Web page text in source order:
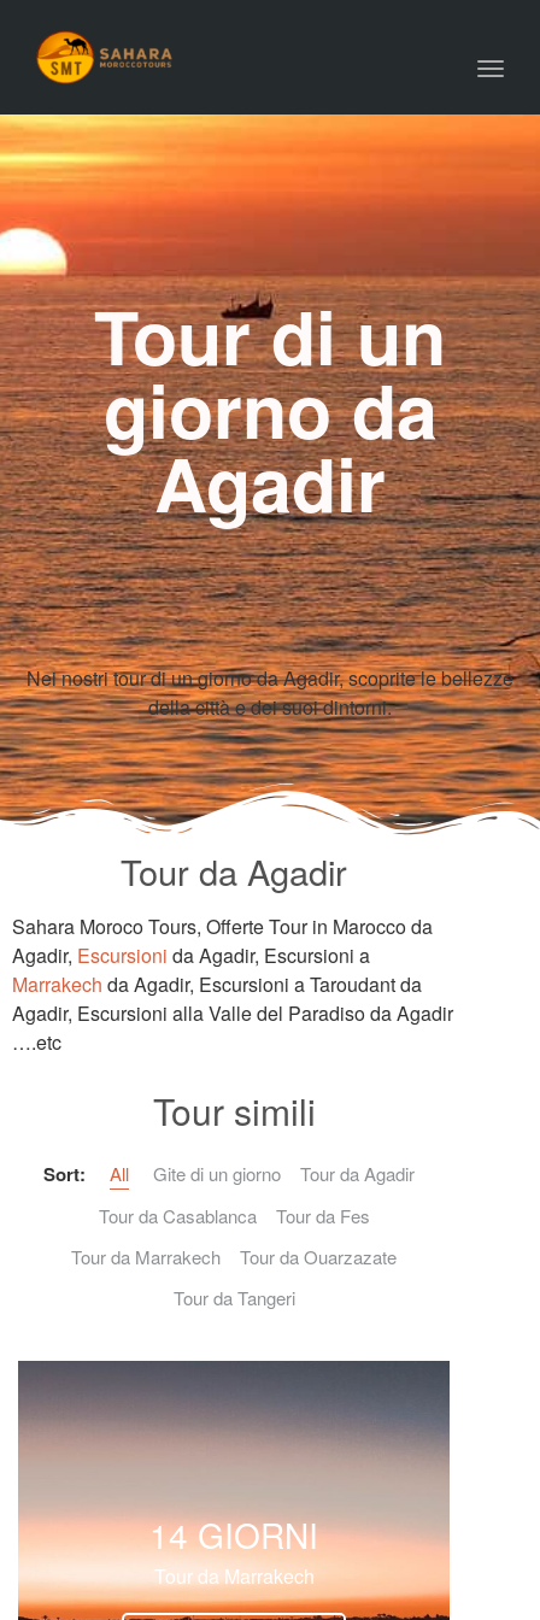
Tour di un
giorno da
Agadir
Nei nostri tour di un giorno da Agadir, scoprite le bellezze
della città e dei suoi dintorni.
Tour da Agadir
Sahara Moroco Tours, Offerte Tour in Marocco da
Agadir, Escursioni da Agadir, Escursioni a
Marrakech da Agadir, Escursioni a Taroudant da
Agadir, Escursioni alla Valle del Paradiso da Agadir
….etc
Tour simili
Sort: All Gite di un giorno
Tour da Agadir
Tour da Casablanca
Tour da Fes
Tour da Marrakech
Tour da Ouarzazate
Tour da Tangeri
14 GIORNI
Tour da Marrakech